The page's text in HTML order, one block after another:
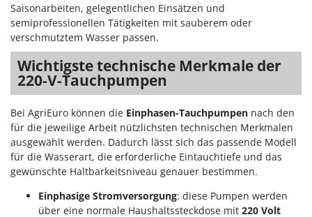
Saisonarbeiten, gelegentlichen Einsätzen und
semiprofessionellen Tätigkeiten mit sauberem oder
verschmutztem Wasser passen.
Wichtigste technische Merkmale der
220-V-Tauchpumpen
Bei AgriEuro können die Einphasen-Tauchpumpen nach den
für die jeweilige Arbeit nützlichsten technischen Merkmalen
ausgewählt werden. Dadurch lässt sich das passende Modell
für die Wasserart, die erforderliche Eintauchtiefe und das
gewünschte Haltbarkeitsniveau genauer bestimmen.
Einphasige Stromversorgung: diese Pumpen werden
über eine normale Haushaltssteckdose mit 220 Volt